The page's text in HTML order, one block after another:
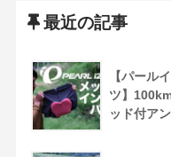
最近の記事
【パール
ツ】
ッド付ア